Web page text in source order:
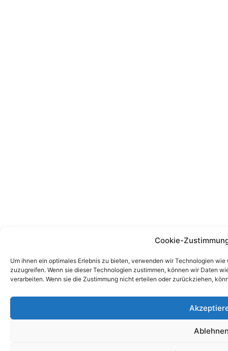
Cookie-
Um ihnen ein optimales Erlebnis zu bieten, verwenden wir Technologien
zuzugreifen. Wenn sie dieser Technologien zustimmen, können wir Daten
verarbeiten. Wenn sie die Zustimmung nicht erteilen oder zurückziehen,